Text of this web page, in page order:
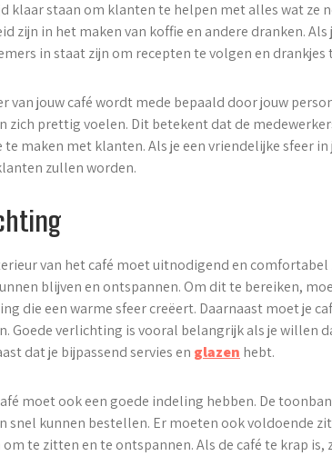
klaar staan om klanten te helpen met alles wat ze
zijn in het maken van koffie en andere dranken.
in staat zijn om recepten te volgen en
van jouw café wordt mede bepaald door jouw
zich prettig voelen. Dit betekent dat de
te maken met klanten. Als je een vriendelijke sfeer
zullen worden.
van het café moet uitnodigend en
blijven en ontspannen. Om dit te bereiken,
die een warme sfeer creëert. Daarnaast moet je
Goede verlichting is vooral belangrijk als je willen
dat je bijpassend servies en glazen hebt.
moet ook een goede indeling hebben. De
snel kunnen bestellen. Er moeten ook voldoende
te zitten en te ontspannen. Als de café te krap